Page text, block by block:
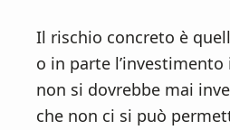
Il rischio concreto è
o in parte
non si dovrebbe mai
che non ci si può